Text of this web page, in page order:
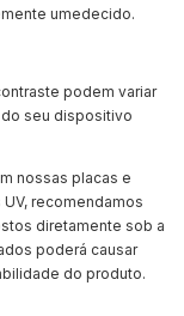
umedecido.
podem variar
seu dispositivo
nossas placas e
recomendamos
diretamente sob a
poderá causar
do produto.